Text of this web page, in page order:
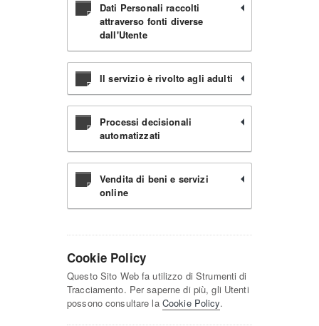
Dati Personali raccolti
attraverso fonti diverse
dall'Utente
Il servizio è rivolto agli adulti
Processi decisionali
automatizzati
Vendita di beni e servizi
online
Cookie Policy
Questo Sito Web fa utilizzo di Strumenti di
Tracciamento. Per saperne di più, gli Utenti
possono consultare la Cookie Policy.